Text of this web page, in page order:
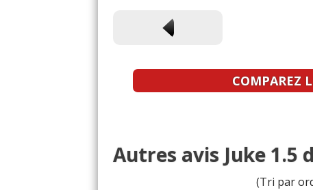
COMPAREZ
Autres avis Juke 1.5
(Tri par